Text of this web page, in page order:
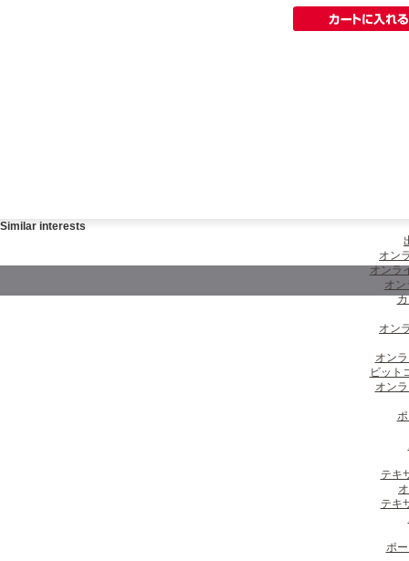
Similar interests
オン
オンラ
オ
オン
オン
ビット
オン
テキ
テキ
ポ